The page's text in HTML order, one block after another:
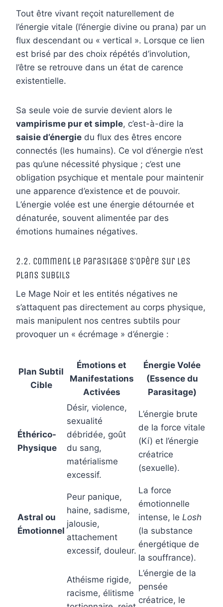
Tout être vivant reçoit naturellement de
l’énergie vitale (l’énergie divine ou prana) par un
flux descendant ou « vertical ». Lorsque ce lien
est brisé par des choix répétés d’involution,
l’être se retrouve dans un état de carence
existentielle.
Sa seule voie de survie devient alors le
vampirisme pur et simple, c’est-à-dire la
saisie d’énergie du flux des êtres encore
connectés (les humains). Ce vol d’énergie n’est
pas qu’une nécessité physique ; c’est une
obligation psychique et mentale pour maintenir
une apparence d’existence et de pouvoir.
L’énergie volée est une énergie détournée et
dénaturée, souvent alimentée par des
émotions humaines négatives.
2.2. Comment le Parasitage S’Opère sur les
Plans Subtils
Le Mage Noir et les entités négatives ne
s’attaquent pas directement au corps physique,
mais manipulent nos centres subtils pour
provoquer un « écrémage » d’énergie :
Plan Subtil
Cible
Émotions et
Manifestations
Activées
Énergie Volée
(Essence du
Parasitage)
Éthérico-
Physique
Désir, violence,
sexualité
débridée, goût
du sang,
matérialisme
excessif.
L’énergie brute
de la force vitale
(Kí) et l’énergie
créatrice
(sexuelle).
Astral ou
Émotionnel
Peur panique,
haine, sadisme,
jalousie,
attachement
excessif, douleur.
La force
émotionnelle
intense, le Losh
(la substance
énergétique de
la souffrance).
Athéisme rigide,
racisme, élitisme
L’énergie de la
pensée
créatrice, le